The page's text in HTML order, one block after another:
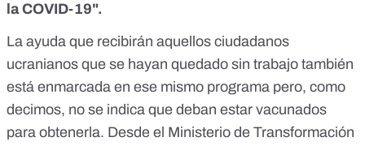
la COVID-19".
La ayuda que recibirán aquellos ciudadanos
ucranianos que se hayan quedado sin trabajo también
está enmarcada en ese mismo programa pero, como
decimos, no se indica que deban estar vacunados
para obtenerla. Desde el Ministerio de Transformación